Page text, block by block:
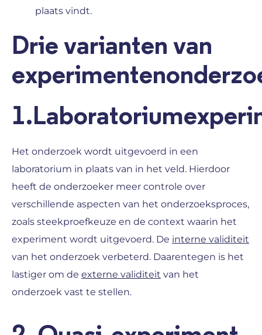
plaats vindt.
Drie varianten van
Het onderzoek wordt uitgevoerd in een
laboratorium in plaats van in het veld. Hierdoor
heeft de onderzoeker meer controle over
verschillende aspecten van het onderzoeksproces,
zoals steekproefkeuze en de context waarin het
experiment wordt uitgevoerd. De interne validiteit
van het onderzoek verbeterd. Daarentegen is het
lastiger om de externe validiteit van het
onderzoek vast te stellen.